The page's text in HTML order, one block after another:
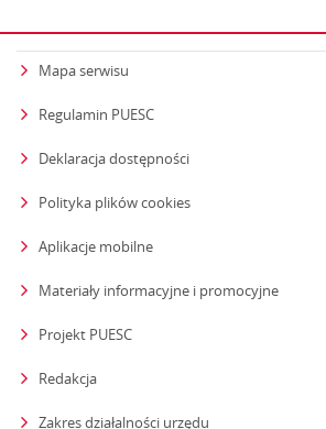
Mapa serwisu
Regulamin PUESC
Deklaracja dostępności
Polityka plików cookies
Aplikacje mobilne
Materiały informacyjne i promocyjne
Projekt PUESC
Redakcja
Zakres działalności urzędu